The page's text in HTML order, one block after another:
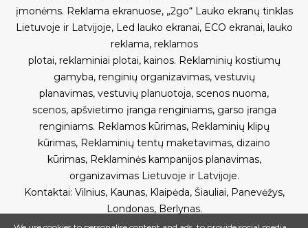
įmonėms. Reklama ekranuose, „2go“ Lauko ekranų tinklas
Lietuvoje ir Latvijoje, Led lauko ekranai, ECO ekranai, lauko
reklama, reklamos
plotai, reklaminiai plotai, kainos. Reklaminių kostiumų
gamyba, renginių organizavimas, vestuvių
planavimas, vestuvių planuotoja, scenos nuoma,
scenos, apšvietimo įranga renginiams, garso įranga
renginiams. Reklamos kūrimas, Reklaminių klipų
kūrimas, Reklaminių tentų maketavimas, dizaino
kūrimas, Reklaminės kampanijos planavimas,
organizavimas Lietuvoje ir Latvijoje.
Kontaktai: Vilnius, Kaunas, Klaipėda, Šiauliai, Panevėžys,
Londonas, Berlynas.